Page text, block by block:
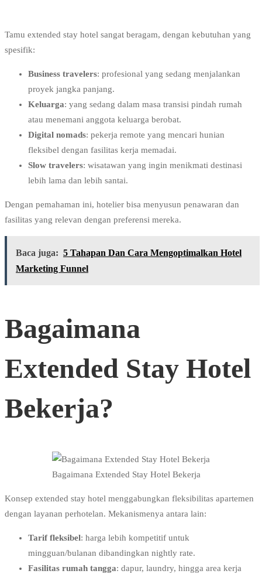
Tamu extended stay hotel sangat beragam, dengan kebutuhan yang
spesifik:
Business travelers: profesional yang sedang menjalankan
proyek jangka panjang.
Keluarga: yang sedang dalam masa transisi pindah rumah
atau menemani anggota keluarga berobat.
Digital nomads: pekerja remote yang mencari hunian
fleksibel dengan fasilitas kerja memadai.
Slow travelers: wisatawan yang ingin menikmati destinasi
lebih lama dan lebih santai.
Dengan pemahaman ini, hotelier bisa menyusun penawaran dan
fasilitas yang relevan dengan preferensi mereka.
Baca juga: 5 Tahapan Dan Cara Mengoptimalkan Hotel
Marketing Funnel
Bagaimana
Extended Stay Hotel
Bekerja?
Bagaimana Extended Stay Hotel Bekerja
Konsep extended stay hotel menggabungkan fleksibilitas apartemen
dengan layanan perhotelan. Mekanismenya antara lain:
Tarif fleksibel: harga lebih kompetitif untuk
mingguan/bulanan dibandingkan nightly rate.
Fasilitas rumah tangga: dapur, laundry, hingga area kerja